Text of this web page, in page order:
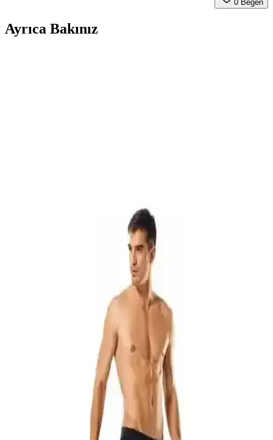
0 Beğen
Ayrıca Bakınız
pamuklu kıyafetler ve hafif ayakkabılar yaz gardırobunun temelini
West Coast ve SF Bay Area Orta Yaş Erkek
Modasında Bölgesel Stil ve Influencer Önerileri
West Coast ve SF Bay Area’da orta yaş erkek modasında iklime
uygun, rahat ve şık stil önerileri öne çıkar. Bölgesel farklılıklar ve
influencerlar, fonksiyonel ve casual kombinlerle uyum sağlar.
Saysez Bambu Erkek Yarım Konç Çorapları: Doğal
Malzemelerle Konfor ve Şıklık Sunar
Saysez bambu erkek yarım konç çorapları, %80 bambu içeriğiyle
yüksek hava geçirgenliği ve yumuşaklık sağlar, uzun ömürlü ve şık
tasarımıyla günlük ve spor kullanıma uygundur.
Jack & Jones Tyler 5'li Karışık Boxer Paketi
Günlük Rahatlık ve Stil Sunar